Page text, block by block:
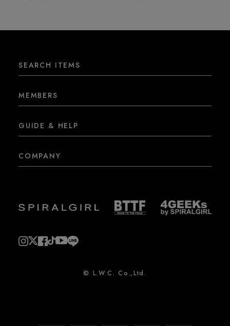
SEARCH ITEMS
MEMBERS
GUIDE & HELP
COMPANY
© L.W.C. Co.,Ltd.